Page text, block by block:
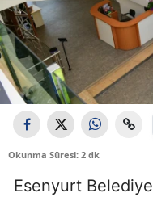
Okunma Süresi: 2 dk
Esenyurt